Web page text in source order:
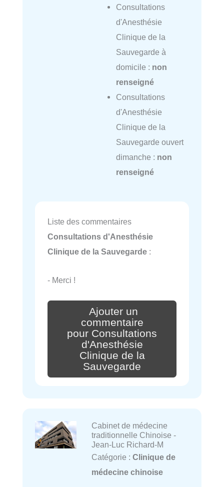
Consultations
d'Anesthésie
Clinique de la
Sauvegarde à
domicile : non
renseigné
Consultations
d'Anesthésie
Clinique de la
Sauvegarde ouvert
dimanche : non
renseigné
Liste des commentaires
Consultations d'Anesthésie
Clinique de la Sauvegarde :
- Merci !
Ajouter un
commentaire
pour Consultations
d'Anesthésie
Clinique de la
Sauvegarde
Cabinet de médecine
traditionnelle Chinoise -
Jean-Luc Richard-M
Catégorie : Clinique de
médecine chinoise